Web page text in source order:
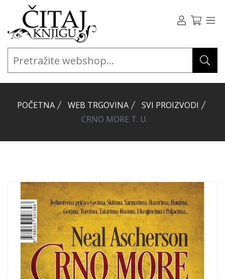
POČETNA WEB TRGOVINA
SVI PROIZVODI
CRNO MORE T. U.